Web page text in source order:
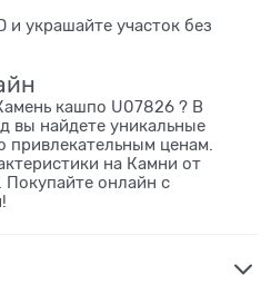
и украшайте участок без
кашпо U07826 ? В
вы найдете уникальные
привлекательным ценам.
на Камни от
онлайн с